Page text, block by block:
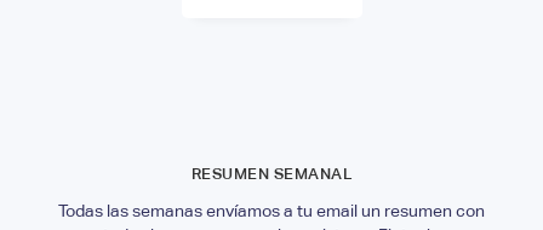
RESUMEN SEMANAL
Todas las semanas envíamos a tu email un resumen con